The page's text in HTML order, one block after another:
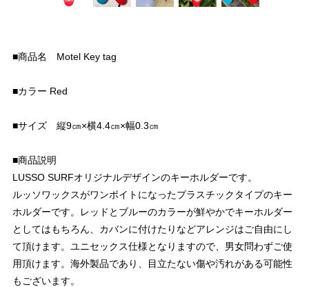
■商品名 Motel Key tag
■カラー Red
■サイズ 縦9㎝×横4.4㎝×幅0.3㎝
■商品説明
LUSSO SURFオリジナルデザインのキーホルダーです。
ルッソワックスがワンポイトになったプラスチックタイプのキー
ホルダーです。レッドとブルーのカラーが鮮やかでキーホルダー
としてはもちろん、カバンに付けたりなどアレンジはご自由にし
て頂けます。ユニセックス仕様となりますので、男女問わずご使
用頂けます。海外製品であり、目立たない傷や汚れがある可能性
もございます。